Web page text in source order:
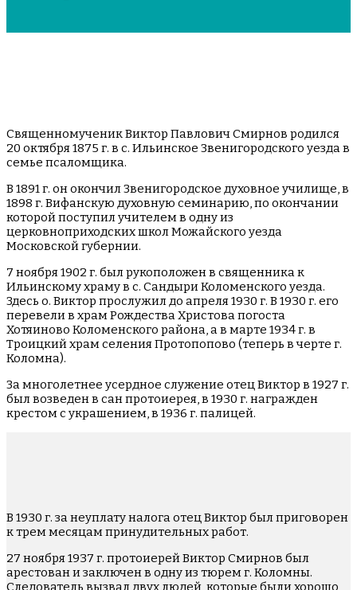
Священномученик Виктор Павлович Смирнов родился
20 октября 1875 г. в с. Ильинское Звенигородского уезда в
семье псаломщика.
В 1891 г. он окончил Звенигородское духовное училище, в
1898 г. Вифанскую духовную семинарию, по окончании
которой поступил учителем в одну из
церковноприходских школ Можайского уезда
Московской губернии.
7 ноября 1902 г. был рукоположен в священника к
Ильинскому храму в с. Сандыри Коломенского уезда.
Здесь о. Виктор прослужил до апреля 1930 г. В 1930 г. его
перевели в храм Рождества Христова погоста
Хотяиново Коломенского района, а в марте 1934 г. в
Троицкий храм селения Протопопово (теперь в черте г.
Коломна).
За многолетнее усердное служение отец Виктор в 1927 г.
был возведен в сан протоиерея, в 1930 г. награжден
крестом с украшением, в 1936 г. палицей.
В 1930 г. за неуплату налога отец Виктор был приговорен
к трем месяцам принудительных работ.
27 ноября 1937 г. протоиерей Виктор Смирнов был
арестован и заключен в одну из тюрем г. Коломны.
Следователь вызвал двух людей, которые были хорошо